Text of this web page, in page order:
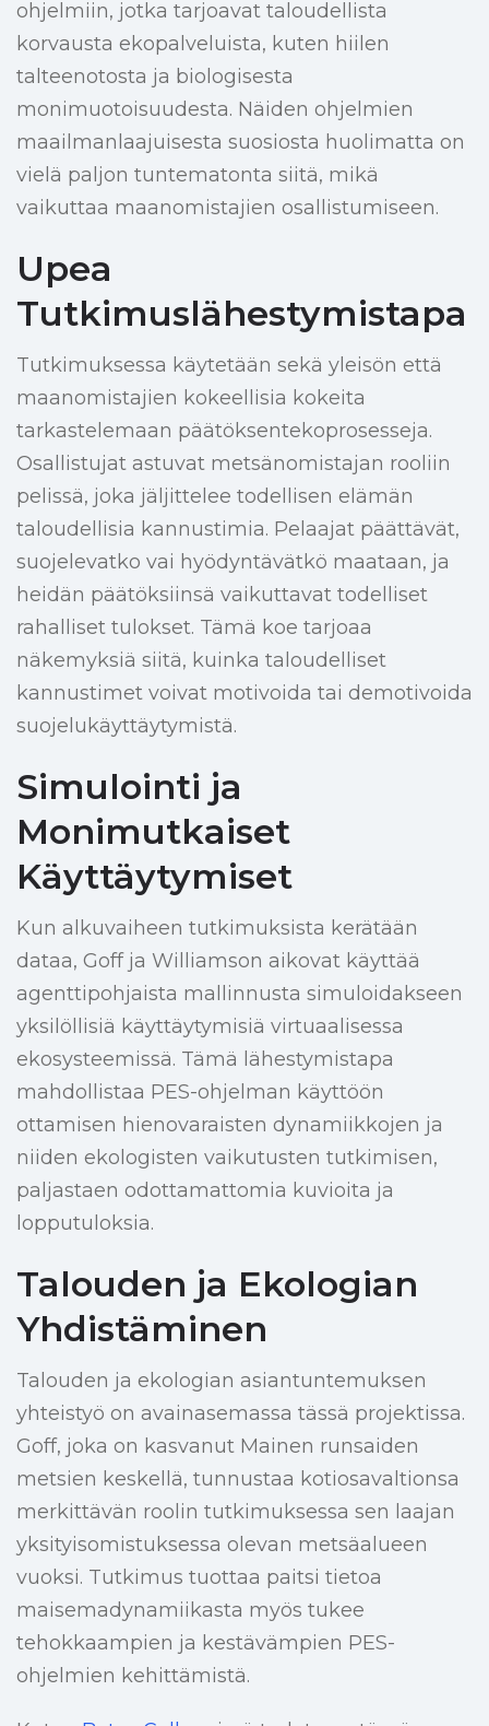
ohjelmiin, jotka tarjoavat taloudellista
korvausta ekopalveluista, kuten hiilen
talteenotosta ja biologisesta
monimuotoisuudesta. Näiden ohjelmien
maailmanlaajuisesta suosiosta huolimatta on
vielä paljon tuntematonta siitä, mikä
vaikuttaa maanomistajien osallistumiseen.
Upea
Tutkimuslähestymistapa
Tutkimuksessa käytetään sekä yleisön että
maanomistajien kokeellisia kokeita
tarkastelemaan päätöksentekoprosesseja.
Osallistujat astuvat metsänomistajan rooliin
pelissä, joka jäljittelee todellisen elämän
taloudellisia kannustimia. Pelaajat päättävät,
suojelevatko vai hyödyntävätkö maataan, ja
heidän päätöksiinsä vaikuttavat todelliset
rahalliset tulokset. Tämä koe tarjoaa
näkemyksiä siitä, kuinka taloudelliset
kannustimet voivat motivoida tai demotivoida
suojelukäyttäytymistä.
Simulointi ja
Monimutkaiset
Käyttäytymiset
Kun alkuvaiheen tutkimuksista kerätään
dataa, Goff ja Williamson aikovat käyttää
agenttipohjaista mallinnusta simuloidakseen
yksilöllisiä käyttäytymisiä virtuaalisessa
ekosysteemissä. Tämä lähestymistapa
mahdollistaa PES-ohjelman käyttöön
ottamisen hienovaraisten dynamiikkojen ja
niiden ekologisten vaikutusten tutkimisen,
paljastaen odottamattomia kuvioita ja
lopputuloksia.
Talouden ja Ekologian
Yhdistäminen
Talouden ja ekologian asiantuntemuksen
yhteistyö on avainasemassa tässä projektissa.
Goff, joka on kasvanut Mainen runsaiden
metsien keskellä, tunnustaa kotiosavaltionsa
merkittävän roolin tutkimuksessa sen laajan
yksityisomistuksessa olevan metsäalueen
vuoksi. Tutkimus tuottaa paitsi tietoa
maisemadynamiikasta myös tukee
tehokkaampien ja kestävämpien PES-
ohjelmien kehittämistä.